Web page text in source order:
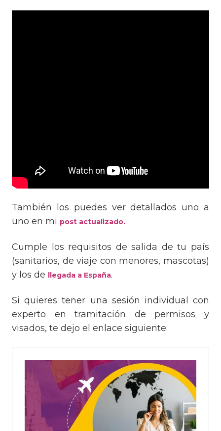
También los puedes ver detallados uno a
uno en mi post actualizado.
Cumple los requisitos de salida de tu país
(sanitarios, de viaje con menores, mascotas)
y los de llegada a España.
Si quieres tener una sesión individual con
experto en tramitación de permisos y
visados, te dejo el enlace siguiente: